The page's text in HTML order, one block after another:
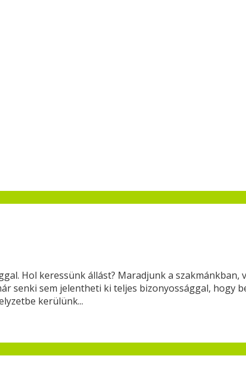
Hol keressünk állást? Maradjunk a
senki sem jelentheti ki teljes bizonyossággal, hogy
kerülünk...